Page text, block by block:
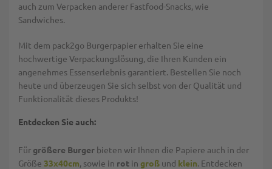
auch zum Verpacken anderer Fastfood-Snacks, wie
Sandwiches.
Mit dem pack2go Burgerpapier erhalten Sie eine
hochwertige Verpackungslösung, die Ihren Kunden ein
angenehmes Essenserlebnis garantiert. Bestellen Sie noch
heute und überzeugen Sie sich selbst von der Qualität und
Funktionalität dieses Produkts!
Entdecken Sie auch:
Für größere Burger bieten wir Ihnen die Papiere auch in der
Größe 33x40cm, sowie in rot in groß und klein. Entdecken